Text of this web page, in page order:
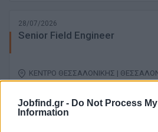
Jobfind.gr - Do Not Process
Information
28/07/2026
Senior Field Engineer
ΚΕΝΤΡΟ ΘΕΣΣΑΛΟΝΙΚΗΣ |